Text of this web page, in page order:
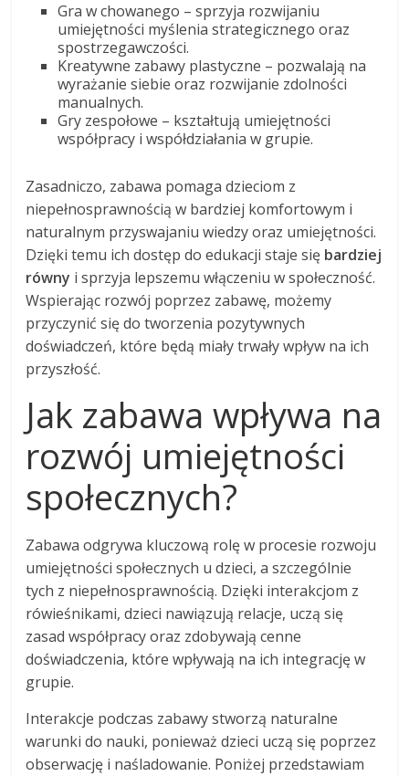
Gra w chowanego – sprzyja rozwijaniu
umiejętności myślenia strategicznego oraz
spostrzegawczości.
Kreatywne zabawy plastyczne – pozwalają na
wyrażanie siebie oraz rozwijanie zdolności
manualnych.
Gry zespołowe – kształtują umiejętności
współpracy i współdziałania w grupie.
Zasadniczo, zabawa pomaga dzieciom z
niepełnosprawnością w bardziej komfortowym i
naturalnym przyswajaniu wiedzy oraz umiejętności.
Dzięki temu ich dostęp do edukacji staje się bardziej
równy i sprzyja lepszemu włączeniu w społeczność.
Wspierając rozwój poprzez zabawę, możemy
przyczynić się do tworzenia pozytywnych
doświadczeń, które będą miały trwały wpływ na ich
przyszłość.
Jak zabawa wpływa na
rozwój umiejętności
społecznych?
Zabawa odgrywa kluczową rolę w procesie rozwoju
umiejętności społecznych u dzieci, a szczególnie
tych z niepełnosprawnością. Dzięki interakcjom z
rówieśnikami, dzieci nawiązują relacje, uczą się
zasad współpracy oraz zdobywają cenne
doświadczenia, które wpływają na ich integrację w
grupie.
Interakcje podczas zabawy stworzą naturalne
warunki do nauki, ponieważ dzieci uczą się poprzez
obserwację i naśladowanie. Poniżej przedstawiam